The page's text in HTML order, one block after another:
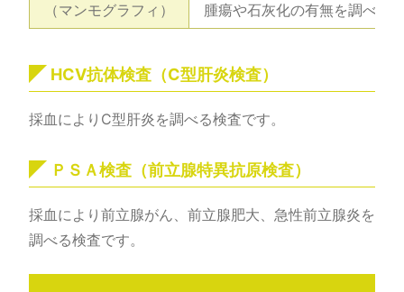
（マンモグラフィ）
腫瘍や石灰化の有無を調べる
HCV抗体検査（C型肝炎検査）
採血によりC型肝炎を調べる検査です。
ＰＳＡ検査（前立腺特異抗原検査）
採血により前立腺がん、前立腺肥大、急性前立腺炎を
調べる検査です。